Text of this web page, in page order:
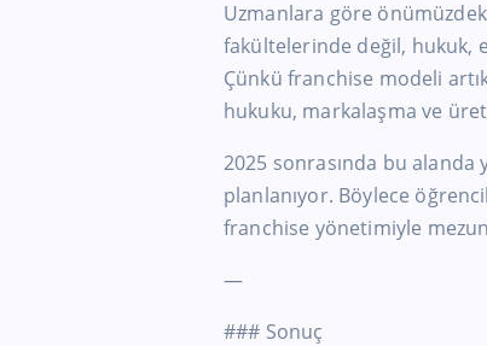
Uzmanlara göre
fakültelerinde değil, hukuk,
Çünkü franchise modeli
hukuku, markalaşma ve
2025 sonrasında bu alanda
planlanıyor. Böylece
franchise yönetimiyle
—
### Sonuç